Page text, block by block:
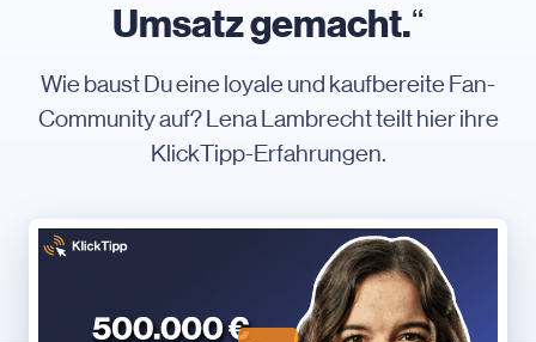
Umsatz gemacht.“
Wie baust Du eine loyale und kaufbereite Fan-
Community auf? Lena Lambrecht teilt hier ihre
KlickTipp-Erfahrungen.